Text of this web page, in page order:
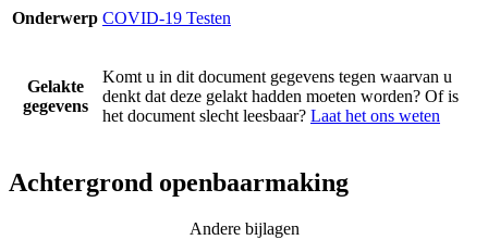
Onderwerp COVID-19 Testen
Gelakte
gegevens
Komt u in dit document gegevens tegen waarvan u
denkt dat deze gelakt hadden moeten worden? Of is
het document slecht leesbaar? Laat het ons weten
Achtergrond openbaarmaking
Andere bijlagen